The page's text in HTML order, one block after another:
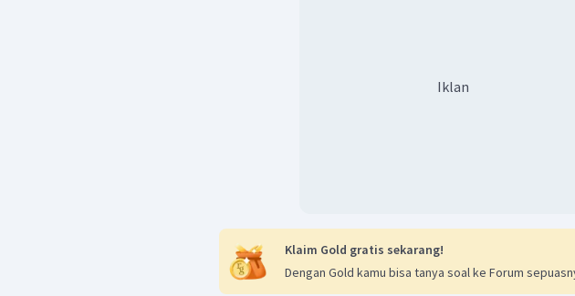
Iklan
Klaim Gold gratis sekarang!
Dengan Gold kamu bisa tanya soal ke Forum